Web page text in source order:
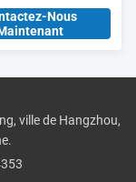
Nous
ville de Hangzhou,